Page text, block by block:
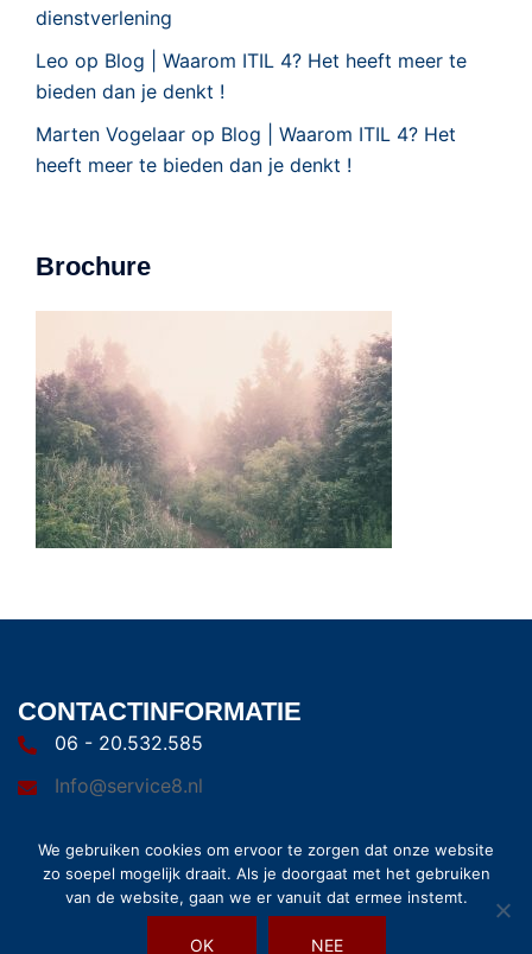
dienstverlening
Leo op Blog | Waarom ITIL 4? Het heeft meer te
bieden dan je denkt !
Marten Vogelaar op Blog | Waarom ITIL 4? Het
heeft meer te bieden dan je denkt !
Brochure
CONTACTINFORMATIE
06 - 20.532.585
Info@service8.nl
We gebruiken cookies om ervoor te zorgen dat onze website
zo soepel mogelijk draait. Als je doorgaat met het gebruiken
van de website, gaan we er vanuit dat ermee instemt.
OK NEE